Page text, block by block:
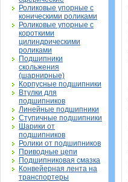
Роликовые упорные с
коническими роликами
Роликовые упорные с
короткими
цилиндрическими
роликами
Подшипники
скольжения
(шарнирные)
Корпусные подшипники
Втулки для
подшипников
Линейные подшипники
Ступичные подшипники
Шарики от
подшипников
Ролики от подшипников
Приводные цепи
Подшипниковая смазка
Конвейерная лента на
транспортеры